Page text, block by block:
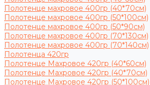
Полотенце махровое 400гр (40*70см)
Полотенце махровое 400гр (50*100см)
Полотенце махровое 400гр (50*90см)
Полотенце махровое 400гр (70*130см)
Полотенце махровое 400гр (70*140см)
Полотенца 420гр
Полотенце Махровое 420гр (40*60см)
Полотенце Махровое 420гр (40*70см)
Полотенце Махровое 420гр (50*100см)